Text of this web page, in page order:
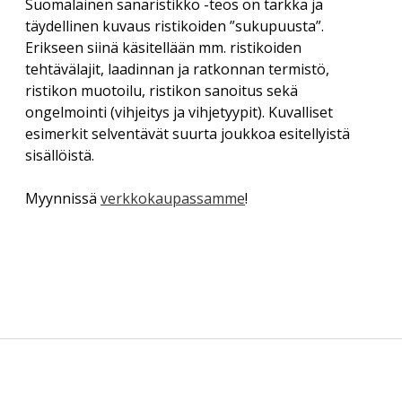
Vuosikokous 2017
Helsingin kirjamessut
Paikalliskerhovetäjien tapaaminen 2018
Paikalliskerhovetäjien tapaaminen 2017
Veikko Sonninen: Vaakasuoraan: Copyright (13 kirjainta)
Jukka Voipio: Fakkisanakisan satoa
Jussi Kokkonen: Satu leivättömän pöydän äärestä
Veikko Nurmi: Epäitsenäiset “sanat”
menu
RIITTA ASIKAINEN 1955-2013
HANNES TIIRA 1955-2019
PAAVO IISAKKI LUKKAROINEN 1930-2019
Yhdistyksen säännöt
Rekisteriseloste
Tietosuojaseloste
Suomalainen sanaristikko -teos on tarkka ja
täydellinen kuvaus ristikoiden ”sukupuusta”.
Erikseen siinä käsitellään mm. ristikoiden
tehtävälajit, laadinnan ja ratkonnan termistö,
ristikon muotoilu, ristikon sanoitus sekä
ongelmointi (vihjeitys ja vihjetyypit). Kuvalliset
esimerkit selventävät suurta joukkoa esitellyistä
sisällöistä.
Myynnissä verkkokaupassamme!